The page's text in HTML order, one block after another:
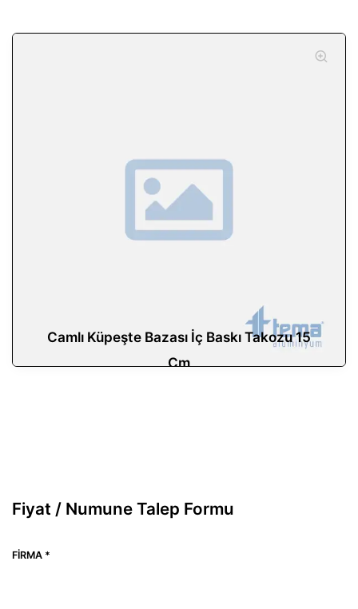
Camlı Küpeşte Bazası İç Baskı Takozu 15
Cm
Fiyat / Numune Talep Formu
FIRMA *